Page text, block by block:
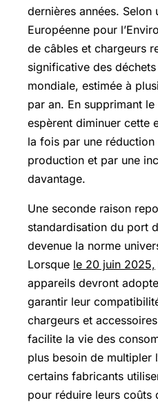
dernières années. Selon
Européenne pour
de câbles et chargeurs
significative des déchets
mondiale, estimée à
par an. En supprimant
espèrent diminuer cette
la fois par une
production et par une
davantage.
Une seconde raison
standardisation du port
devenue la norme
Lorsque le 20 juin 2025,
appareils devront
garantir leur
chargeurs et
facilite la vie des
plus besoin de multipler
certains fabricants
pour réduire leurs coûts